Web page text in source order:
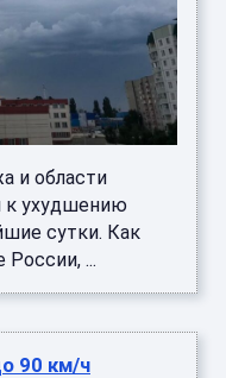
и области
к ухудшению
сутки. Как
...
90 км/ч